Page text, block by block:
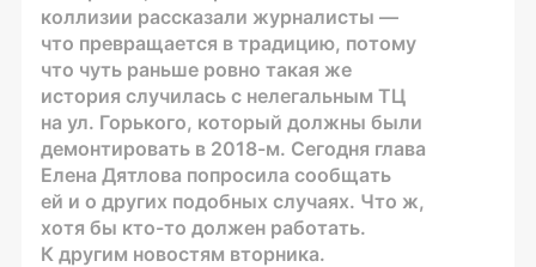
коллизии рассказали журналисты —
что превращается в традицию, потому
что чуть раньше ровно такая же
история случилась с нелегальным ТЦ
на ул. Горького, который должны были
демонтировать в 2018-м. Сегодня глава
Елена Дятлова попросила сообщать
ей и о других подобных случаях. Что ж,
хотя бы кто-то должен работать.
К другим новостям вторника.